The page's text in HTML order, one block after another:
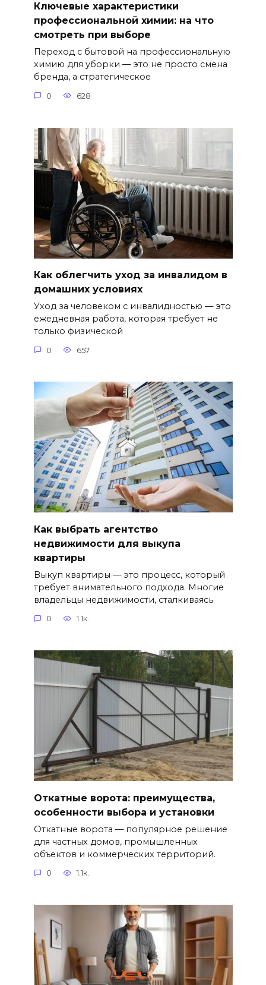
Ключевые характеристики
профессиональной химии: на что
смотреть при выборе
Переход с бытовой на профессиональную
химию для уборки — это не просто смена
бренда, а стратегическое
0 628
Как облегчить уход за инвалидом в
домашних условиях
Уход за человеком с инвалидностью — это
ежедневная работа, которая требует не
только физической
0 657
Как выбрать агентство
недвижимости для выкупа
квартиры
Выкуп квартиры — это процесс, который
требует внимательного подхода. Многие
владельцы недвижимости, сталкиваясь
0 1.1к.
Откатные ворота: преимущества,
особенности выбора и установки
Откатные ворота — популярное решение
для частных домов, промышленных
объектов и коммерческих территорий.
0 1.1к.